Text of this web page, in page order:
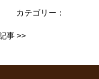
カテゴリー：
事 >>